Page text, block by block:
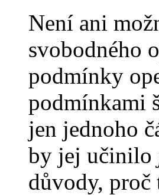
Není ani
svobodného
podmínky
podmínkami
jen jednoho
by jej učinilo
důvody, proč